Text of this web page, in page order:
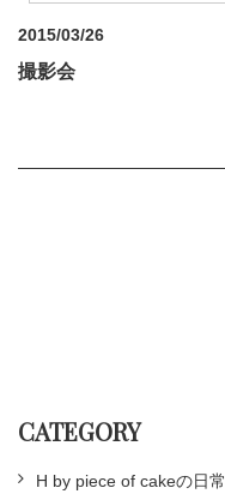
2015/03/26
撮影会
CATEGORY
H by piece of cakeの日常